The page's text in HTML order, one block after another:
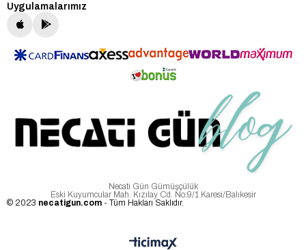
Uygulamalarımız
Necati Gün Gümüşçülük
Eski Kuyumcular Mah. Kızılay Cd. No:9/1 Karesi/Balıkesir
© 2023 necatigun.com - Tüm Hakları Saklıdır.